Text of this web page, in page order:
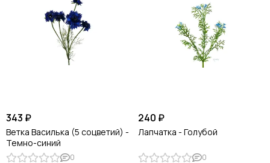
343 ₽
Ветка Василька (5 соцветий) -
Темно-синий
0
240 ₽
Лапчатка - Голубой
0